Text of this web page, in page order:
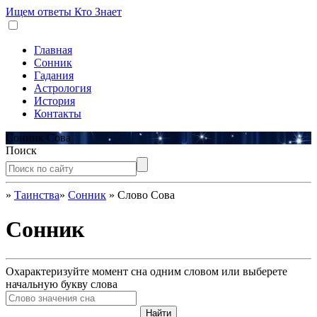
Ищем ответы Кто Знает
Главная
Сонник
Гадания
Астрология
История
Контакты
Сонник Сова
Поиск
» Таинства» Сонник » Слово Сова
Сонник
Охарактеризуйте момент сна одним словом или выберете
начальную букву слова